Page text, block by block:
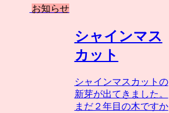
お知らせ
シャインマス
カット
シャインマスカットの
新芽が出てきました。
まだ２年目の木ですか